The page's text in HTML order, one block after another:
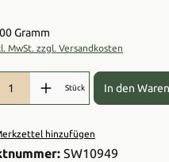
Gramm
MwSt. zzgl. Versandkosten
Anzahl: Gib den
Stück In den
hinzufügen
SW10949